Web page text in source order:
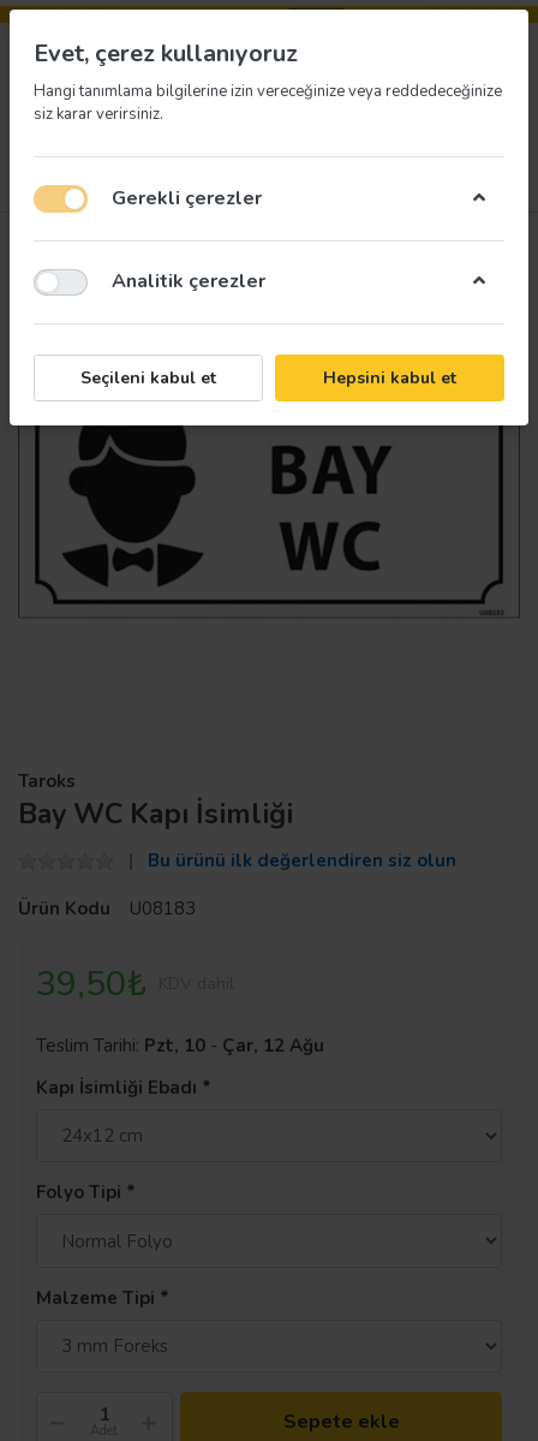
Taroks
Bay WC Kapı İsimliği
Bu ürünü ilk değerlendiren siz olun
Ürün Kodu
U08183
39,50₺
Teslim Tarihi: Pzt, 10 - Çar, 12 Ağu
Kapı İsimliği Ebadı
Folyo Tipi
Malzeme Tipi
Adet Sepete ekle
Evet, çerez kullanıyoruz
Hangi tanımlama bilgilerine izin vereceğinize veya reddedeceğinize
siz karar verirsiniz.
Gerekli çerezler
Analitik çerezler
Seçileni kabul et Hepsini kabul et